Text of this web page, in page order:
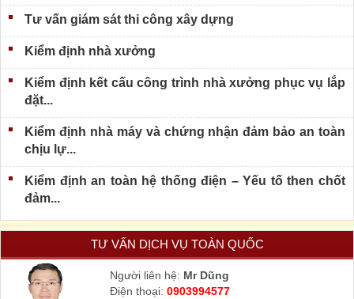
Tư vấn giám sát thi công xây dựng
Kiểm định nhà xưởng
Kiểm định kết cấu công trình nhà xưởng phục vụ lắp
đặt...
Kiểm định nhà máy và chứng nhận đảm bảo an toàn
chịu lự...
Kiểm định an toàn hệ thống điện – Yếu tố then chốt
đảm...
TƯ VẤN DỊCH VỤ TOÀN QUỐC
Người liên hệ: Mr Dũng
Điện thoại: 0903994577